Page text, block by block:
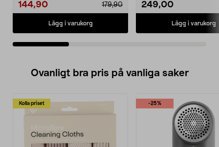
179,90
144,90
Lägg i varukorg
249,00
Lägg i varukorg
Ovanligt bra pris på vanliga saker
Kolla priset -25%